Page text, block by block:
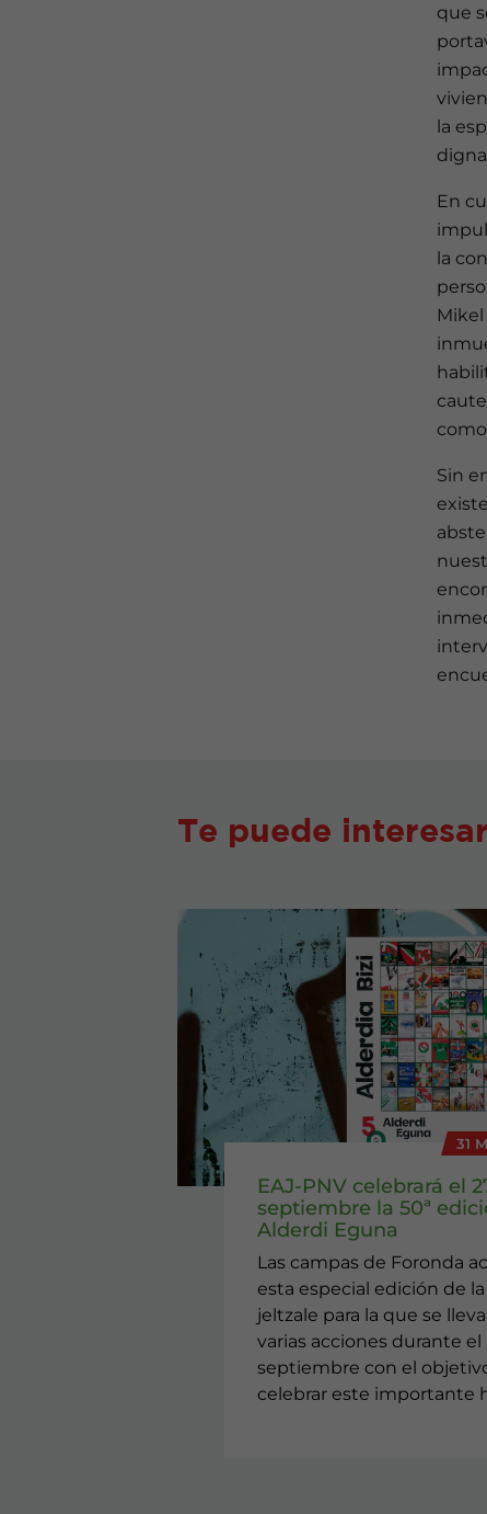
que
la
En
la
Sin
Te puede interesar
31
EAJ-PNV celebrará el
septiembre la 50ª
Alderdi Eguna
Las campas de Foronda
esta especial edición de
jeltzale para la que se
varias acciones durante el
septiembre con el
celebrar este importante